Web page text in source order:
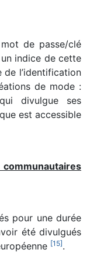
de passe/clé
indice de cette
l’identification
de mode :
divulgue ses
est accessible
pour une durée
été divulgués
[15].